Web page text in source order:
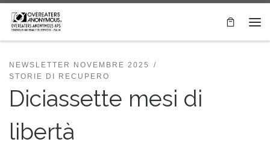
Passa al contenuto
NEWSLETTER NOVEMBRE 2025
STORIE DI RECUPERO
Diciassette mesi di
libertà